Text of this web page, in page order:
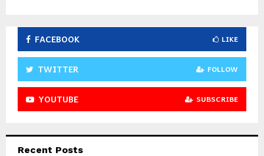
FACEBOOK LIKE
TWITTER FOLLOW
YOUTUBE SUBSCRIBE
Recent Posts